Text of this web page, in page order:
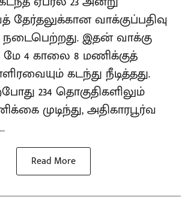
வாக்குப்பதிவு
இதன் வாக்கு
4 காலை 8 மணிக்குத்
கடந்து நீடித்தது.
234 தொகுதிகளிலும்
முடிந்து, அதிகாரபூர்வ
Read More